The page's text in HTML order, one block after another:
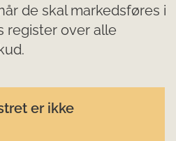
de skal markedsføres i
register over alle
er ikke